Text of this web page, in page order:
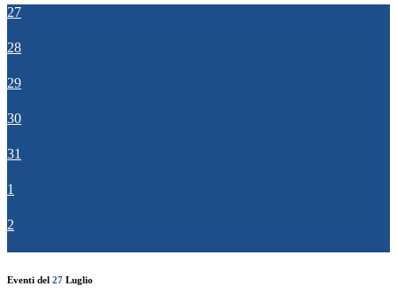
27
28
29
30
31
1
2
Eventi del 27 Luglio